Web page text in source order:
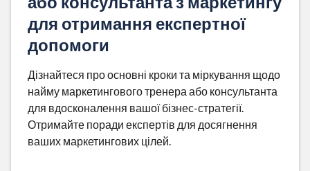
для отримання експертної
допомоги
Дізнайтеся про основні кроки та міркування щодо
найму маркетингового тренера або консультанта
для вдосконалення вашої бізнес-стратегії.
Отримайте поради експертів для досягнення
ваших маркетингових цілей.